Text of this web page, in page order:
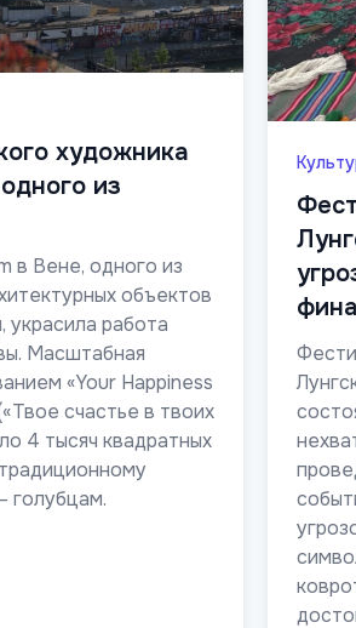
художника
из
в Вене, одного из
объектов
украсила работа
Масштабная
«Your Happiness
счастье в твоих
4 тысяч квадратных
голубцам.